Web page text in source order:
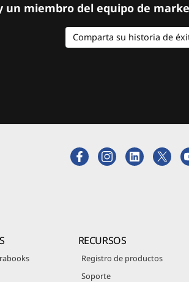
miembro del equipo de
Comparta su historia de
RECURSOS
Registro de productos
Soporte